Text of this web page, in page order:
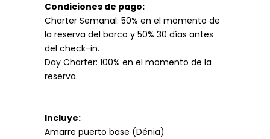
Condiciones de pago:
Charter Semanal: 50% en el momento de
la reserva del barco y 50% 30 días antes
del check-in.
Day Charter: 100% en el momento de la
reserva.
Incluye:
Amarre puerto base (Dénia)